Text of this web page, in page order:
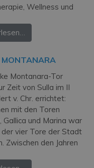
Wellness und
Montanara-Tor
Zeit von Sulla im II
v. Chr. errichtet:
mit den Toren
Gallica und Marina war
der vier Tore der Stadt
Zwischen den Jahren